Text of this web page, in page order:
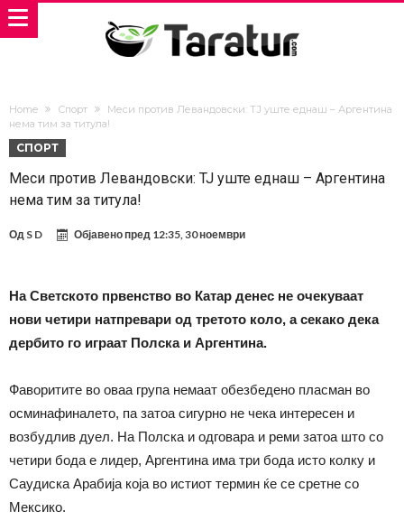
Home Спорт
Меси против Левандовски: ТЈ уште еднаш – Аргентина
нема тим за титула!
СПОРТ
Меси против Левандовски: ТЈ уште еднаш – Аргентина
нема тим за титула!
Од S D Објавено пред 12:35, 30 ноември
На Светското првенство во Катар денес не очекуваат
нови четири натпревари од третото коло, а секако дека
дербито го играат Полска и Аргентина.
Фаворитите во оваа група немаат обезбедено пласман во
осминафиналето, па затоа сигурно не чека интересен и
возбудлив дуел. На Полска и одговара и реми затоа што со
четири бода е лидер, Аргентина има три бода исто колку и
Саудиска Арабија која во истиот термин ќе се сретне со
Мексико.